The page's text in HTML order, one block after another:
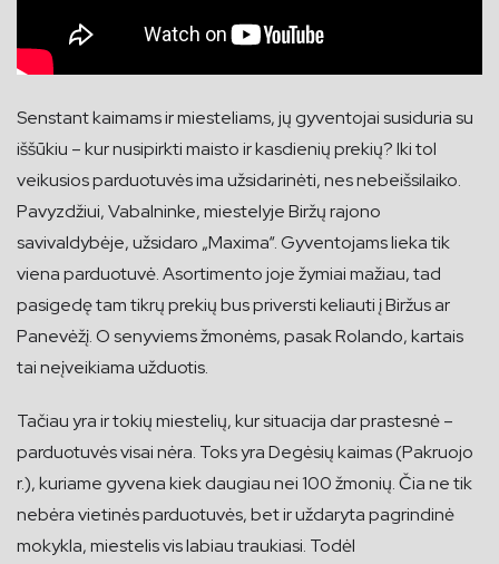
Senstant kaimams ir miesteliams, jų gyventojai susiduria su
iššūkiu – kur nusipirkti maisto ir kasdienių prekių? Iki tol
veikusios parduotuvės ima užsidarinėti, nes nebeišsilaiko.
Pavyzdžiui, Vabalninke, miestelyje Biržų rajono
savivaldybėje, užsidaro „Maxima“. Gyventojams lieka tik
viena parduotuvė. Asortimento joje žymiai mažiau, tad
pasigedę tam tikrų prekių bus priversti keliauti į Biržus ar
Panevėžį. O senyviems žmonėms, pasak Rolando, kartais
tai neįveikiama užduotis.
Tačiau yra ir tokių miestelių, kur situacija dar prastesnė –
parduotuvės visai nėra. Toks yra Degėsių kaimas (Pakruojo
r.), kuriame gyvena kiek daugiau nei 100 žmonių. Čia ne tik
nebėra vietinės parduotuvės, bet ir uždaryta pagrindinė
mokykla, miestelis vis labiau traukiasi. Todėl